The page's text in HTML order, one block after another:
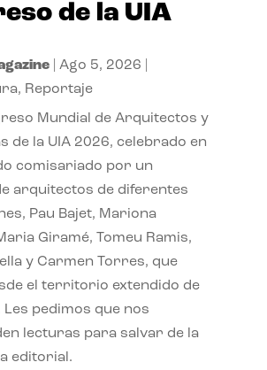
de la UIA
| Ago 5, 2026
, Reportaje
Mundial de Arquitectos y
de la UIA 2026, celebrado en
comisariado por un
arquitectos de diferentes
Pau Bajet, Mariona
Giramé, Tomeu Ramis,
y Carmen Torres, que
el territorio extendido de
Les pedimos que nos
lecturas para salvar de la
editorial.